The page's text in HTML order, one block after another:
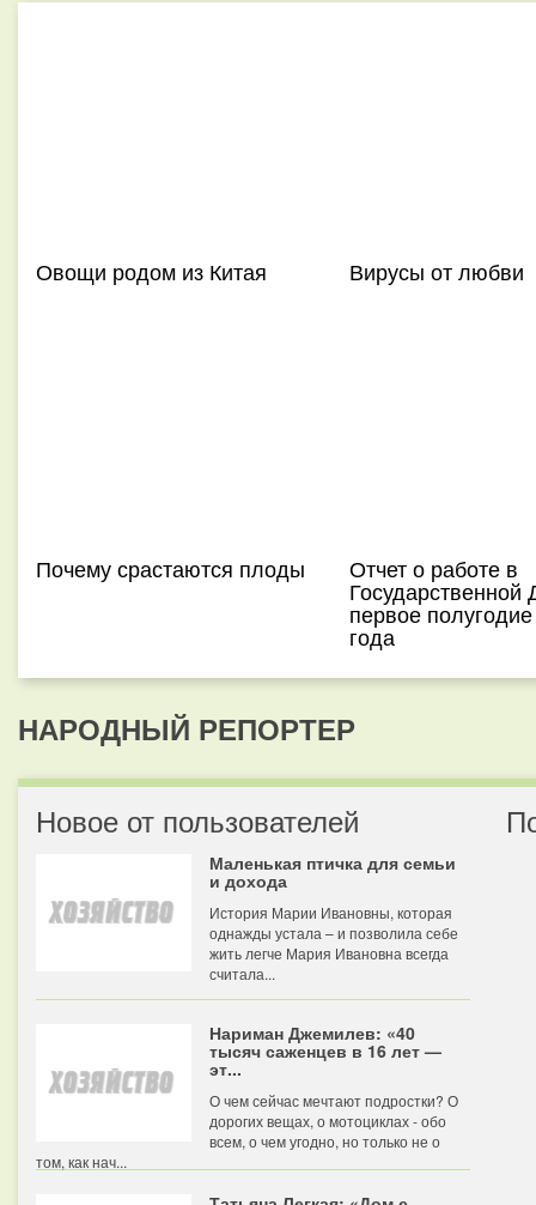
Овощи родом из Китая Вирусы от любви
Почему срастаются плоды Отчет о работе в
Государственной
первое
года
НАРОДНЫЙ РЕПОРТЕР
Новое от пользователей
Маленькая птичка для семьи
и дохода
История Марии Ивановны, которая
однажды устала – и позволила себе
жить легче Мария Ивановна всегда
считала...
Нариман Джемилев: «40
тысяч саженцев в 16 лет —
эт...
О чем сейчас мечтают подростки? О
дорогих вещах, о мотоциклах - обо
всем, о чем угодно, но только не о
том, как нач...